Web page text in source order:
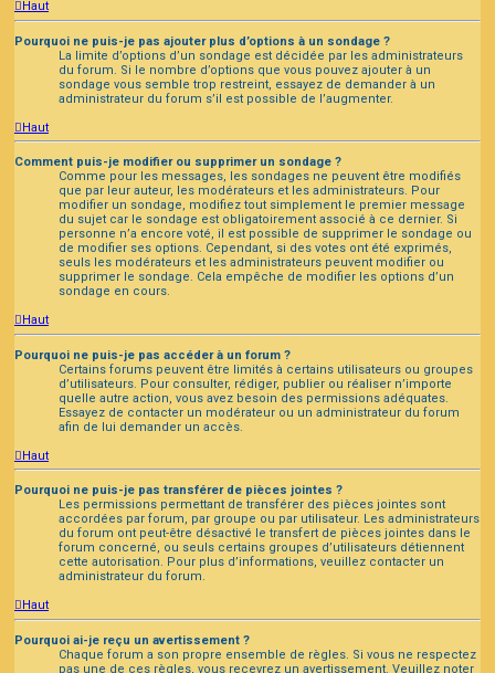
Haut
Pourquoi ne puis-je pas ajouter plus d’options à un sondage ?
La limite d’options d’un sondage est décidée par les administrateurs
du forum. Si le nombre d’options que vous pouvez ajouter à un
sondage vous semble trop restreint, essayez de demander à un
administrateur du forum s’il est possible de l’augmenter.
Haut
Comment puis-je modifier ou supprimer un sondage ?
Comme pour les messages, les sondages ne peuvent être modifiés
que par leur auteur, les modérateurs et les administrateurs. Pour
modifier un sondage, modifiez tout simplement le premier message
du sujet car le sondage est obligatoirement associé à ce dernier. Si
personne n’a encore voté, il est possible de supprimer le sondage ou
de modifier ses options. Cependant, si des votes ont été exprimés,
seuls les modérateurs et les administrateurs peuvent modifier ou
supprimer le sondage. Cela empêche de modifier les options d’un
sondage en cours.
Haut
Pourquoi ne puis-je pas accéder à un forum ?
Certains forums peuvent être limités à certains utilisateurs ou groupes
d’utilisateurs. Pour consulter, rédiger, publier ou réaliser n’importe
quelle autre action, vous avez besoin des permissions adéquates.
Essayez de contacter un modérateur ou un administrateur du forum
afin de lui demander un accès.
Haut
Pourquoi ne puis-je pas transférer de pièces jointes ?
Les permissions permettant de transférer des pièces jointes sont
accordées par forum, par groupe ou par utilisateur. Les administrateurs
du forum ont peut-être désactivé le transfert de pièces jointes dans le
forum concerné, ou seuls certains groupes d’utilisateurs détiennent
cette autorisation. Pour plus d’informations, veuillez contacter un
administrateur du forum.
Haut
Pourquoi ai-je reçu un avertissement ?
Chaque forum a son propre ensemble de règles. Si vous ne respectez
pas une de ces règles, vous recevrez un avertissement. Veuillez noter